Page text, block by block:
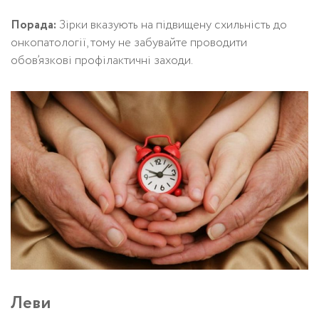
Порада: Зірки вказують на підвищену схильність до
онкопатології, тому не забувайте проводити
обов’язкові профілактичні заходи.
Леви